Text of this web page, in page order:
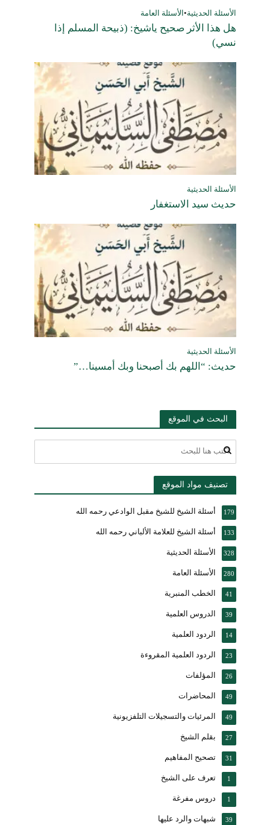
الأسئلة الحديثية• الأسئلة العامة
هل هذا الأثر صحيح ياشيخ: (ذبيحة المسلم إذا
نسي)
الأسئلة الحديثية
حديث سيد الاستغفار
الأسئلة الحديثية
حديث: “اللهم بك أصبحنا وبك أمسينا…”
البحث في الموقع
تصنيف مواد الموقع
أسئلة الشيخ للشيخ مقبل الوادعي رحمه الله 179
أسئلة الشيخ للعلامة الألباني رحمه الله 133
الأسئلة الحديثية 328
الأسئلة العامة 280
الخطب المنبرية 41
الدروس العلمية 39
الردود العلمية 14
الردود العلمية المقروءة 23
المؤلفات 26
المحاضرات 49
المرئيات والتسجيلات التلفزيونية 49
بقلم الشيخ 27
تصحيح المفاهيم 31
تعرف على الشيخ 1
دروس مفرغة 1
شبهات والرد عليها 39